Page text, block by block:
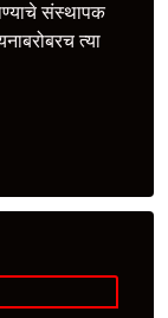
संस्थापक
त्या